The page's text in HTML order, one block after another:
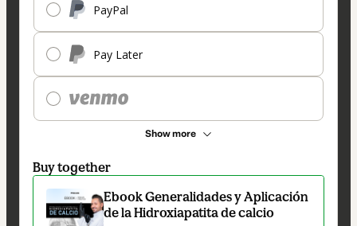
PayPal
Pay Later
Show more
Buy together
Ebook Generalidades y Aplicación
de la Hidroxiapatita de calcio